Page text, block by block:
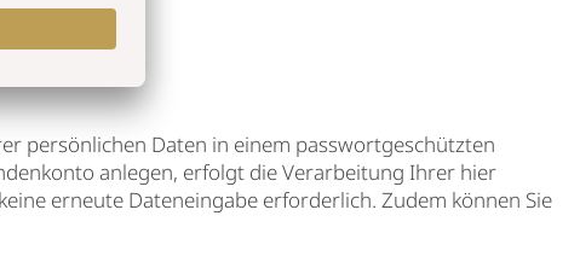
persönlichen Daten in einem passwortgeschützten
anlegen, erfolgt die Verarbeitung Ihrer hier
erneute Dateneingabe erforderlich. Zudem können Sie